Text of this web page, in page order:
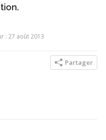
: 27 août 2013
Partager